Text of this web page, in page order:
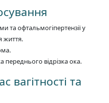
та офтальмогіпертензії у
життя.
відрізка ока.
вагітності та